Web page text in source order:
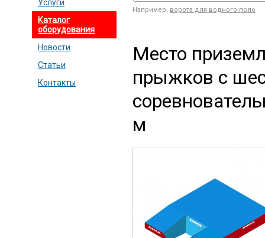
Услуги
Каталог
оборудования
Новости
Статьи
Контакты
Например, ворота для водного поло
Место
прыжков с
м